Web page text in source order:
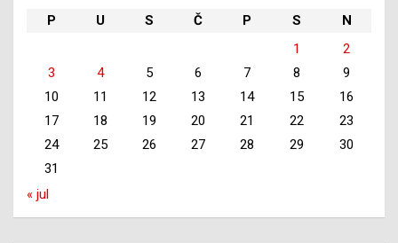
P
U S Č P S
N
1
2
3
4 5 6 7 8
9
10
11 12 13 14 15
16
17
18 19 20 21 22
23
24
25 26 27 28 29
30
31
« jul